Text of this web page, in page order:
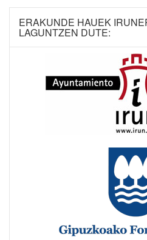
ERAKUNDE HAUEK
LAGUNTZEN DUTE: